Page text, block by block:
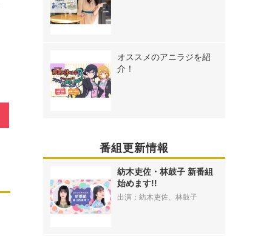
オススメのアニラジを紹
介！
番組更新情報
紡木吏佐・林鼓子 新番組
始めます!!
出演：紡木吏佐、林鼓子